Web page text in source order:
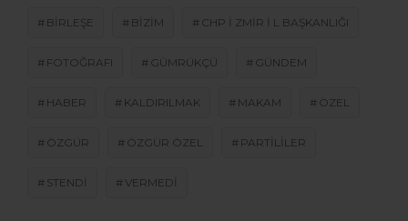
BIRLEŞE BIZIM CHP I ZMIR I L BAŞKANLIĞI
FOTOĞRAFI GÜMRÜKÇÜ GÜNDEM
HABER KALDIRILMAK MAKAM ÖZEL
ÖZGÜR ÖZGÜR ÖZEL PARTILILER
STENDI VERMEDI